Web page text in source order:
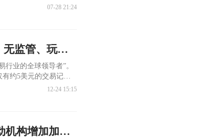
所不是默默无名的小作
07-28 21:24
Bittam币盾交易所仅运营7个月 无监管、玩套路、不给出金封账户
行业的全球领导者”。
约5美元的交易记
平台各种耍心眼，玩插
12-24 15:15
天眼深度丨比特币现货ETF推动机构增加加密货币配置？